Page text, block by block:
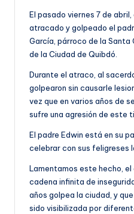
El pasado viernes 7 de
atracado y golpeado el
García, párroco de la Santa
de la Ciudad de Quibdó.
Durante el atraco, al
golpearon sin causarle
vez que en varios años de
sufre una agresión de este
El padre Edwin está en su
celebrar con sus feligreses
Lamentamos este hecho,
cadena infinita de
años golpea la ciudad, y
sido visibilizada por